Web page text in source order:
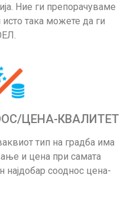
Ние ги препорачуваме
така можете да ги
ЦЕНА-КВАЛИТЕТ
тип на градба има
и цена при самата
најдобар сооднос цена-